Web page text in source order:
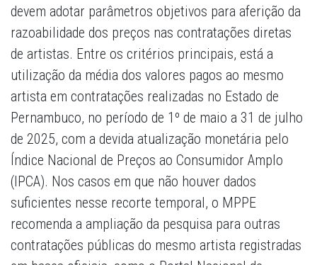
devem adotar parâmetros objetivos para aferição da
razoabilidade dos preços nas contratações diretas
de artistas. Entre os critérios principais, está a
utilização da média dos valores pagos ao mesmo
artista em contratações realizadas no Estado de
Pernambuco, no período de 1º de maio a 31 de julho
de 2025, com a devida atualização monetária pelo
Índice Nacional de Preços ao Consumidor Amplo
(IPCA). Nos casos em que não houver dados
suficientes nesse recorte temporal, o MPPE
recomenda a ampliação da pesquisa para outras
contratações públicas do mesmo artista registradas